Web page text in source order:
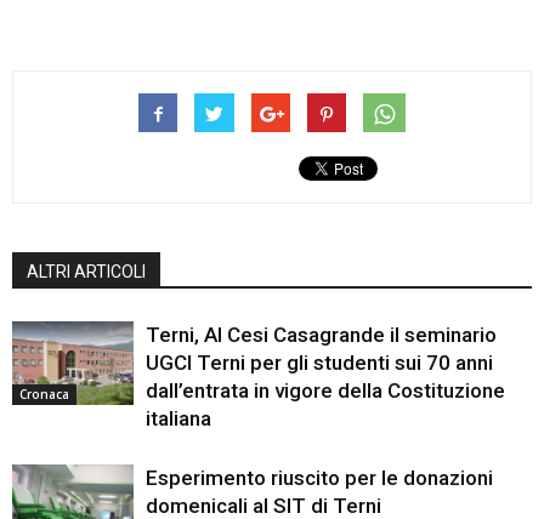
ALTRI ARTICOLI
Cronaca
Terni, Al Cesi Casagrande il seminario
UGCI Terni per gli studenti sui 70 anni
dall’entrata in vigore della Costituzione
italiana
Esperimento riuscito per le donazioni
domenicali al SIT di Terni